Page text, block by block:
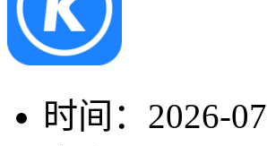
时间： 2026-